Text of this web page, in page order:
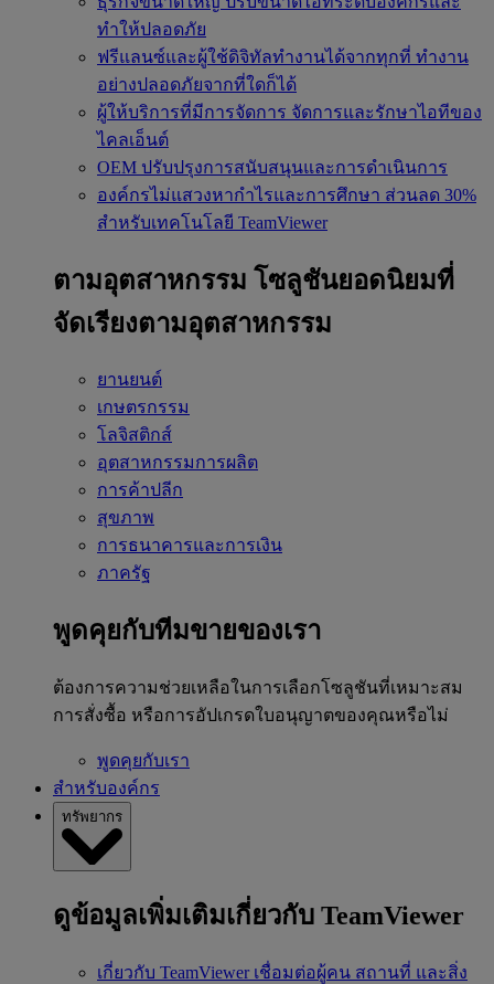
ทำให้ปลอดภัย
ฟรีแลนซ์และผู้ใช้ดิจิทัลทำงานได้จากทุกที่ ทำงาน
อย่างปลอดภัยจากที่ใดก็ได้
ผู้ให้บริการที่มีการจัดการ จัดการและรักษาไอทีของ
ไคลเอ็นต์
OEM ปรับปรุงการสนับสนุนและการดำเนินการ
องค์กรไม่แสวงหากำไรและการศึกษา ส่วนลด 30%
สำหรับเทคโนโลยี TeamViewer
ตามอุตสาหกรรม โซลูชันยอดนิยมที่
จัดเรียงตามอุตสาหกรรม
ยานยนต์
เกษตรกรรม
โลจิสติกส์
อุตสาหกรรมการผลิต
การค้าปลีก
สุขภาพ
การธนาคารและการเงิน
ภาครัฐ
พูดคุยกับทีมขายของเรา
ต้องการความช่วยเหลือในการเลือกโซลูชันที่เหมาะสม
การสั่งซื้อ หรือการอัปเกรดใบอนุญาตของคุณหรือไม่
พูดคุยกับเรา
สำหรับองค์กร
ทรัพยากร
ดูข้อมูลเพิ่มเติมเกี่ยวกับ TeamViewer
เกี่ยวกับ TeamViewer เชื่อมต่อผู้คน สถานที่ และสิ่ง